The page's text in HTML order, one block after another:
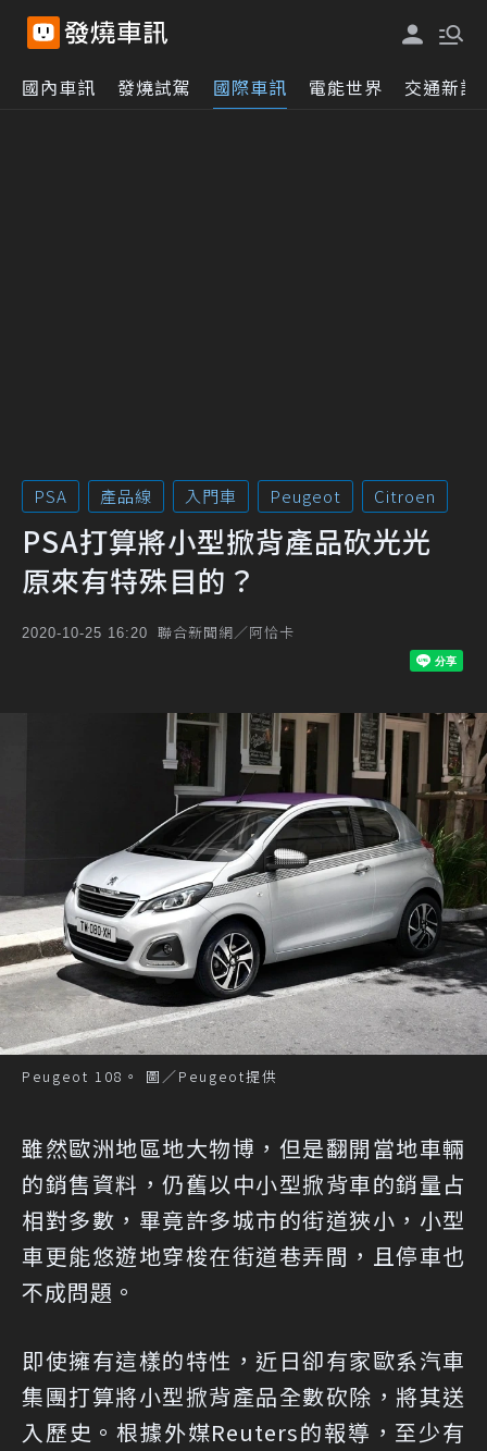
國內車訊 發燒試駕 國際車訊 電能世界 交通新訊
PSA 產品線 入門車 Peugeot Citroen
PSA打算將小型掀背產品砍光光
原來有特殊目的？
2020-10-25 16:20 聯合新聞網／阿恰卡
Peugeot 108。 圖／Peugeot提供
雖然歐洲地區地大物博，但是翻開當地車輛
的銷售資料，仍舊以中小型掀背車的銷量占
相對多數，畢竟許多城市的街道狹小，小型
車更能悠遊地穿梭在街道巷弄間，且停車也
不成問題。
即使擁有這樣的特性，近日卻有家歐系汽車
集團打算將小型掀背產品全數砍除，將其送
入歷史。根據外媒Reuters的報導，至少有